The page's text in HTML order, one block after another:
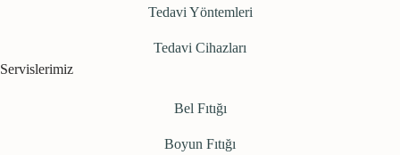
Tedavi Yöntemleri
Tedavi Cihazları
Servislerimiz
Bel Fıtığı
Boyun Fıtığı